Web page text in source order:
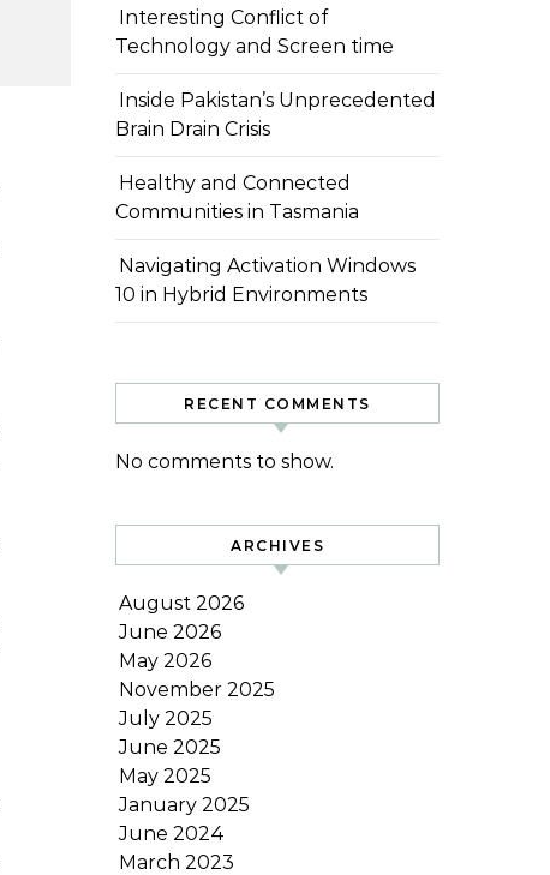
Interesting Conflict of
Technology and Screen time
Inside Pakistan’s Unprecedented
Brain Drain Crisis
Healthy and Connected
Communities in Tasmania
Navigating Activation Windows
10 in Hybrid Environments
RECENT COMMENTS
No comments to show.
ARCHIVES
August 2026
June 2026
May 2026
November 2025
July 2025
June 2025
May 2025
January 2025
June 2024
March 2023